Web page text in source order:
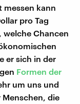
messen kann
pro Tag
welche Chancen
er sich in der
Formen der
um uns und
die